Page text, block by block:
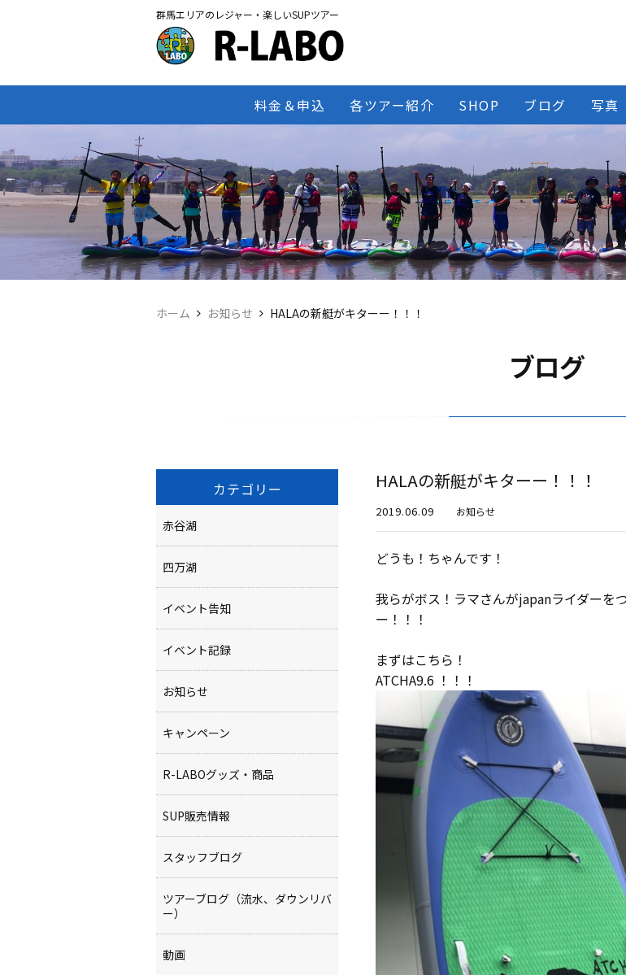
群馬エリアのレジャー・楽しいSUPツアー
料金＆申込 各ツアー紹介 SHOP ブログ 写真
ホーム お知らせ HALAの新艇がキターー！！！
ブログ
HALAの新艇がキターー！！！
2019.06.09 お知らせ
どうも！ちゃんです！
我らがボス！ラマさんがjapanライダーを
ー！！！
まずはこちら！
ATCHA9.6 ！！！
カテゴリー
赤谷湖
四万湖
イベント告知
イベント記録
お知らせ
キャンペーン
R-LABOグッズ・商品
SUP販売情報
スタッフブログ
ツアーブログ（流水、ダウンリバ
ー）
動画